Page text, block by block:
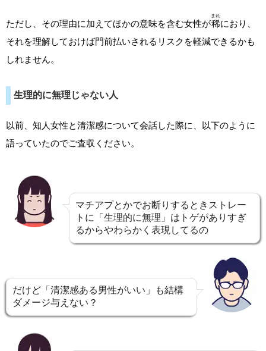
ただし、その理由に加えてほかの意味を含む女性が稀
まれ
におり、
それを理解しておけば門前払いされるリスクを軽減できるかも
しれません。
生理的に無理じゃない人
以前、知人女性と清潔感について会話した際に、以下のように
語っていたのでご査収ください。
マチアプとかでお断りするときストレー
トに「生理的に無理」はトゲがありすぎ
るからやわらかく表現してるの
だけど「清潔感ある男性がいい」も結構
ダメージ与えない？